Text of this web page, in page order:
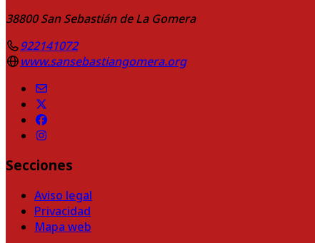
38800 San Sebastián de La Gomera
922141072
www.sansebastiangomera.org
Secciones
Aviso legal
Privacidad
Mapa web